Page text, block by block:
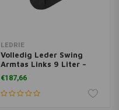
LEDRIE
Volledig Leder Swing
Armtas Links 9 Liter –
Zwart
€187,66